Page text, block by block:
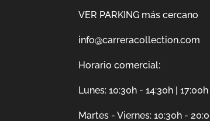
VER PARKING más cercano
info@carreracollection.com
Horario comercial:
Lunes: 10:30h - 14:30h |
Martes - Viernes: 10:30h -